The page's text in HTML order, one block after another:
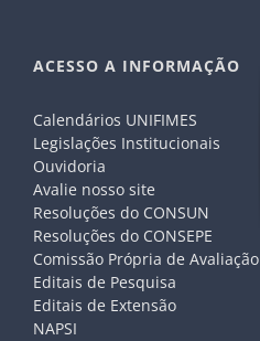
ACESSO A INFORMAÇÃO
Calendários UNIFIMES
Legislações Institucionais
Ouvidoria
Avalie nosso site
Resoluções do CONSUN
Resoluções do CONSEPE
Comissão Própria de Avaliação
Editais de Pesquisa
Editais de Extensão
NAPSI